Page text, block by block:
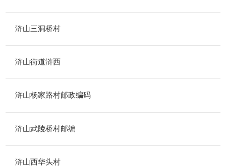
浒山三洞桥村
浒山街道浒西
浒山杨家路村邮政编码
浒山武陵桥村邮编
浒山西华头村